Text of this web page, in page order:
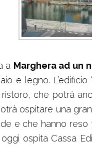
a Marghera ad un
e legno.
che potrà
ospitare una
e che hanno reso
ospita Cassa